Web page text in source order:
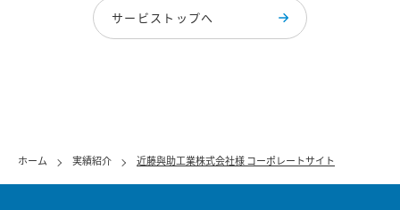
サービストップへ
ホーム 実績紹介 近藤與助工業株式会社様 コーポレートサイト